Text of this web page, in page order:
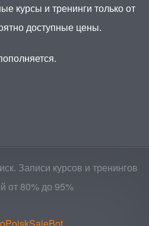
курсы и тренинги только от
доступные цены.
Записи курсов и тренингов
от 80% до 95%